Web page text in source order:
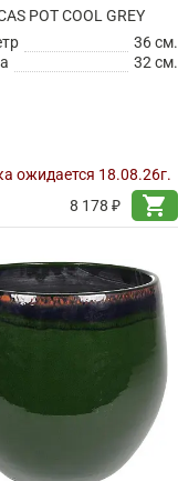
POT COOL GREY
36 см.
32 см.
ожидается 18.08.26г.
8 178 ₽
shopping_cart